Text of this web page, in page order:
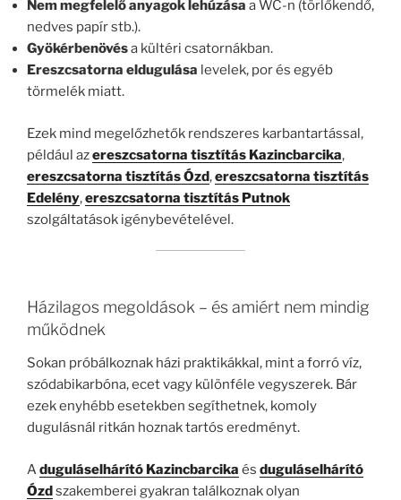
Nem megfelelő anyagok lehúzása a WC-n (törlőkendő,
nedves papír stb.).
Gyökérbenövésa kültéri csatornákban.
Ereszcsatorna eldugulása levelek, por és egyéb
törmelék miatt.
Ezek mind megelőzhetők rendszeres karbantartással,
például azereszcsatorna tisztítás Kazincbarcika,
ereszcsatorna tisztítás Ózd,ereszcsatorna tisztítás
Edelény,ereszcsatorna tisztítás Putnok
szolgáltatások igénybevételével.
Házilagos megoldások – és amiért nem mindig
működnek
Sokan próbálkoznak házi praktikákkal, mint a forró víz,
szódabikarbóna, ecet vagy különféle vegyszerek. Bár
ezek enyhébb esetekben segíthetnek, komoly
dugulásnál ritkán hoznak tartós eredményt.
A duguláselhárító Kazincbarcika és duguláselhárító
Ózdszakemberei gyakran találkoznak olyan